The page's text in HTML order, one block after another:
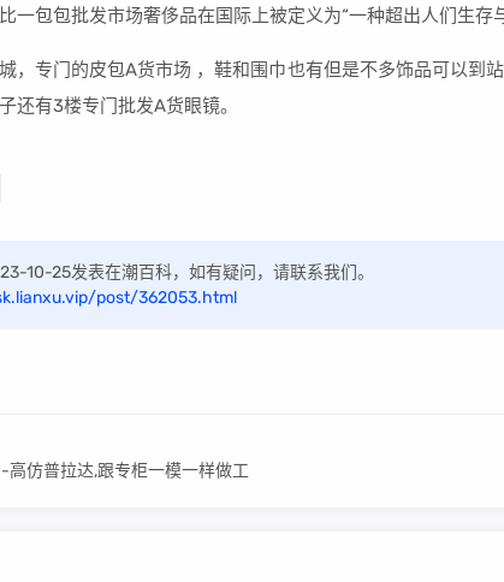
一包包批发市场奢侈品在国际上被定义为“一种超出人们生存
，专门的皮包A货市场 ，鞋和围巾也有但是不多饰品可以到
还有3楼专门批发A货眼镜。
10-25发表在潮百科，如有疑问，请联系我们。
post/362053.html
仿普拉达,跟专柜一模一样做工